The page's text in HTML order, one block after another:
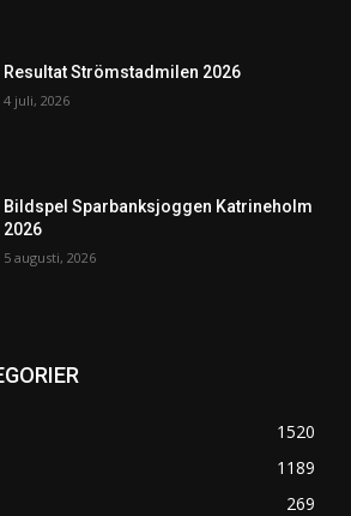
Resultat Strömstadmilen 2026
4 juli, 2026
Bildspel Sparbanksjoggen Katrineholm
2026
5 augusti, 2026
1520
1189
269